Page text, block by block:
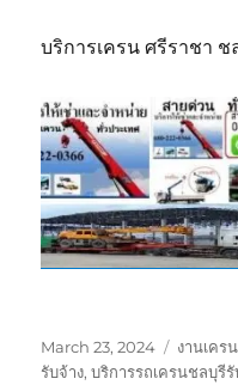
บริการเครน ศรีราชา ช
Posted
on
March 23, 2024 Tags
งานเคร
รับจ้าง,บริการรถเครนชลบุรีรั